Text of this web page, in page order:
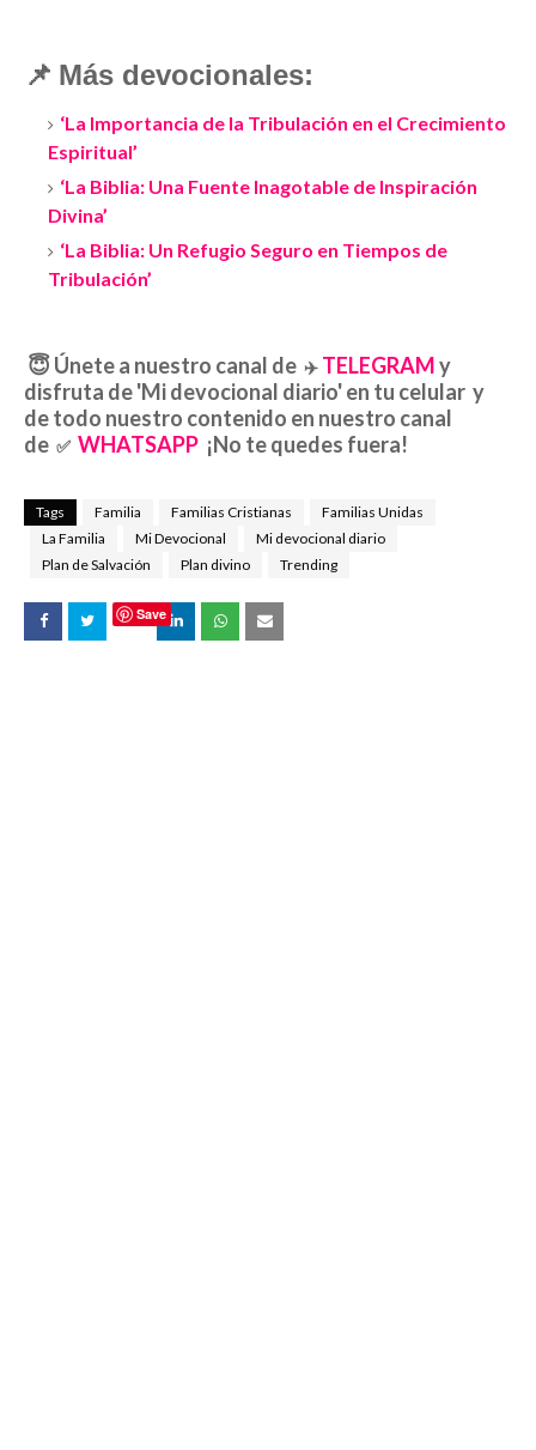
📌 Más devocionales:
‘La Importancia de la Tribulación en el Crecimiento
Espiritual’
‘La Biblia: Una Fuente Inagotable de Inspiración
Divina’
‘La Biblia: Un Refugio Seguro en Tiempos de
Tribulación’
😇Únete a nuestro canal de ✈️ TELEGRAMy
disfruta de 'Mi devocional diario' en tu celular y
de todo nuestro contenido en nuestro canal
de ✅ WHATSAPP ¡No te quedes fuera!
Tags Familia Familias Cristianas
Familias Unidas
La Familia
Mi Devocional
Mi devocional diario
Plan de Salvación
Plan divino Trending
Save